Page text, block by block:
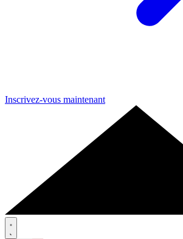
Inscrivez-vous maintenant